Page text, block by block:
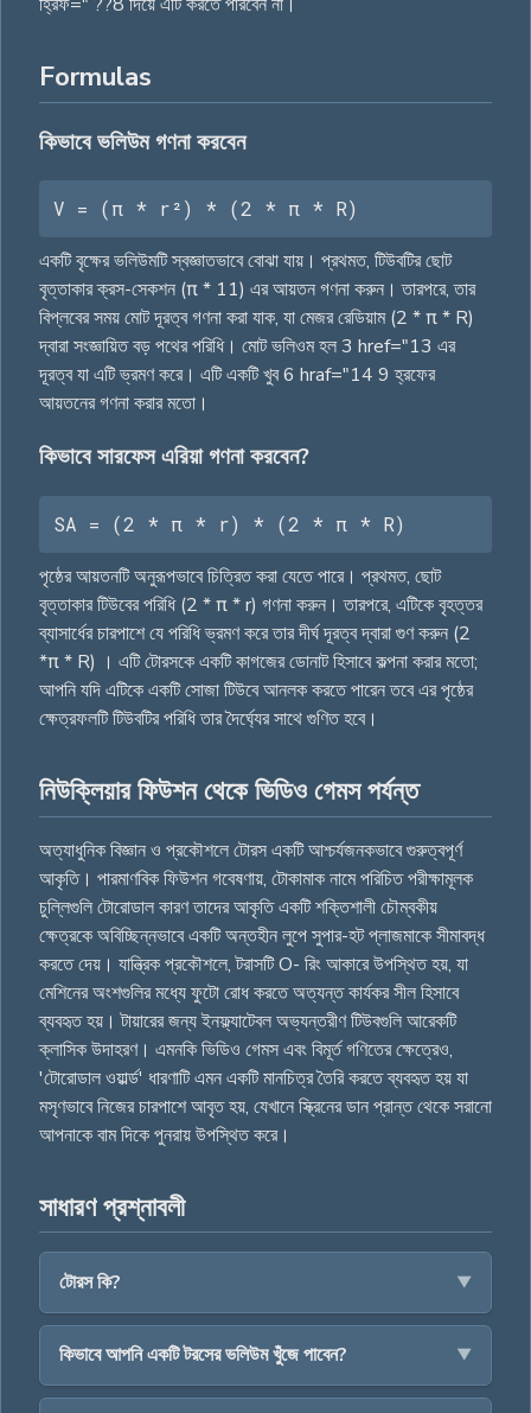
Formulas
কিভাবে ভলিউম গণনা করবেন
V = (π * r²) * (2 * π * R)
একটি বৃক্ষের ভলিউমটি স্বজ্ঞাতভাবে বোঝা যায়। প্রথমত, টিউবটির ছোট
বৃত্তাকার ক্রস-সেকশন (π * 11) এর আয়তন গণনা করুন। তারপরে, তার
বিপ্লবের সময় মোট দূরত্ব গণনা করা যাক, যা মেজর রেডিয়াম (2 * π * R)
দ্বারা সংজ্ঞায়িত বড় পথের পরিধি। মোট ভলিওম হল 3 href="13 এর
দূরত্ব যা এটি ভ্রমণ করে। এটি একটি খুব 6 hraf="14 9 হ্রফের
আয়তনের গণনা করার মতো।
কিভাবে সারফেস এরিয়া গণনা করবেন?
SA = (2 * π * r) * (2 * π * R)
পৃষ্ঠের আয়তনটি অনুরূপভাবে চিত্রিত করা যেতে পারে। প্রথমত, ছোট
বৃত্তাকার টিউবের পরিধি (2 * π * r) গণনা করুন। তারপরে, এটিকে বৃহত্তর
ব্যাসার্ধের চারপাশে যে পরিধি ভ্রমণ করে তার দীর্ঘ দূরত্ব দ্বারা গুণ করুন (2
*π * R) । এটি টোরসকে একটি কাগজের ডোনাট হিসাবে কল্পনা করার মতো;
আপনি যদি এটিকে একটি সোজা টিউবে আনলক করতে পারেন তবে এর পৃষ্ঠের
ক্ষেত্রফলটি টিউবটির পরিধি তার দৈর্ঘ্যের সাথে গুণিত হবে।
নিউক্লিয়ার ফিউশন থেকে ভিডিও গেমস পর্যন্ত
অত্যাধুনিক বিজ্ঞান ও প্রকৌশলে টোরস একটি আশ্চর্যজনকভাবে গুরুত্বপূর্ণ
আকৃতি। পারমাণবিক ফিউশন গবেষণায়, টোকামাক নামে পরিচিত পরীক্ষামূলক
চুল্লিগুলি টোরোডাল কারণ তাদের আকৃতি একটি শক্তিশালী চৌম্বকীয়
ক্ষেত্রকে অবিচ্ছিন্নভাবে একটি অন্তহীন লুপে সুপার-হট প্লাজমাকে সীমাবদ্ধ
করতে দেয়। যান্ত্রিক প্রকৌশলে, টরাসটি O- রিং আকারে উপস্থিত হয়, যা
মেশিনের অংশগুলির মধ্যে ফুটো রোধ করতে অত্যন্ত কার্যকর সীল হিসাবে
ব্যবহৃত হয়। টায়ারের জন্য ইনফ্ল্যাটেবল অভ্যন্তরীণ টিউবগুলি আরেকটি
ক্লাসিক উদাহরণ। এমনকি ভিডিও গেমস এবং বিমূর্ত গণিতের ক্ষেত্রেও,
'টোরোডাল ওয়ার্ল্ড' ধারণাটি এমন একটি মানচিত্র তৈরি করতে ব্যবহৃত হয় যা
মসৃণভাবে নিজের চারপাশে আবৃত হয়, যেখানে স্ক্রিনের ডান প্রান্ত থেকে সরানো
আপনাকে বাম দিকে পুনরায় উপস্থিত করে।
সাধারণ প্রশ্নাবলী
টোরস কি?
কিভাবে আপনি একটি টরসের ভলিউম খুঁজে পাবেন?